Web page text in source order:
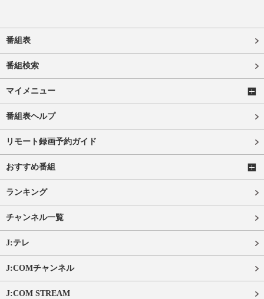
番組表
番組検索
マイメニュー
番組表ヘルプ
リモート録画予約ガイド
おすすめ番組
ランキング
チャンネル一覧
J:テレ
J:COMチャンネル
J:COM STREAM